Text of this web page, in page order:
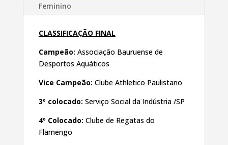
Feminino
CLASSIFICAÇÃO FINAL
Campeão: Associação Bauruense de
Desportos Aquáticos
Vice Campeão: Clube Athletico Paulistano
3º colocado: Serviço Social da Indústria /SP
4º Colocado: Clube de Regatas do
Flamengo